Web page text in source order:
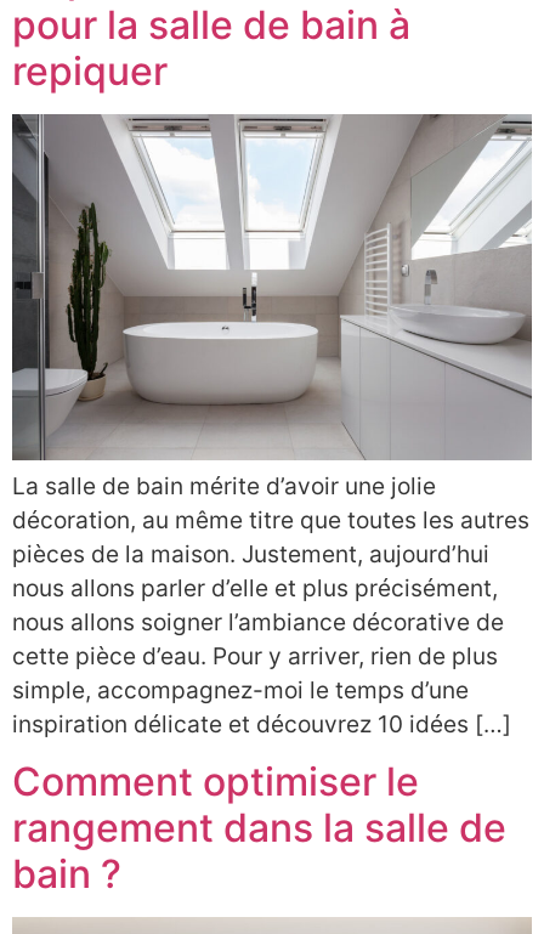
pour la salle de bain à
repiquer
La salle de bain mérite d’avoir une jolie
décoration, au même titre que toutes les autres
pièces de la maison. Justement, aujourd’hui
nous allons parler d’elle et plus précisément,
nous allons soigner l’ambiance décorative de
cette pièce d’eau. Pour y arriver, rien de plus
simple, accompagnez-moi le temps d’une
inspiration délicate et découvrez 10 idées […]
Comment optimiser le
rangement dans la salle de
bain ?